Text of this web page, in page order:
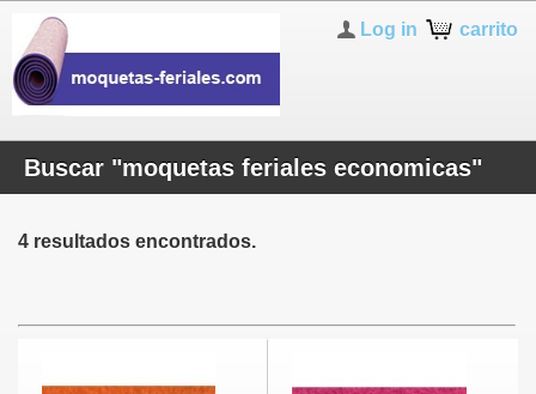
carrito
Log in
Buscar "moquetas feriales economicas"
4 resultados encontrados.